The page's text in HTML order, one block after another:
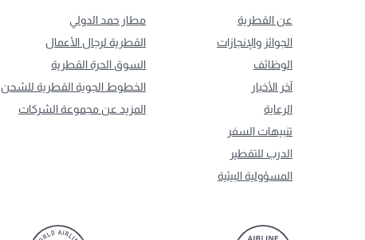
عن القطرية
الجوائز والإنجازات
الوظائف
آخر الأخبار
الرعاية
تنبيهات السفر
الدرب للتقطير
المسؤولية البيئية
مطار حمد الدولي
القطرية لرجال الأعمال
السوق الحرة القطرية
الخطوط الجوية القطرية للشحن
المزيد عن مجموعة الشركات